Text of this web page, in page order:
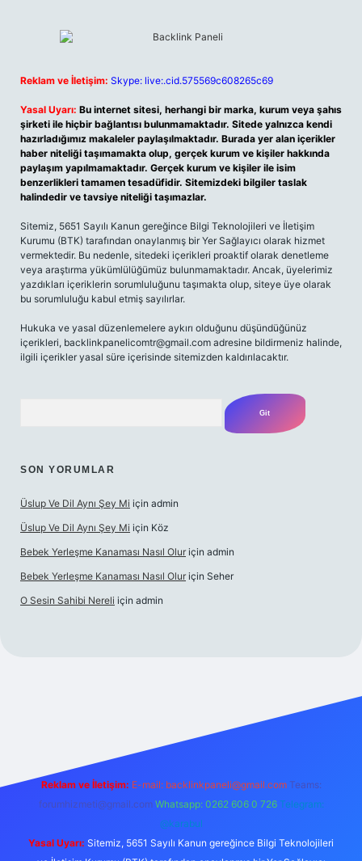
Reklam ve İletişim: Skype: live:.cid.575569c608265c69
Yasal Uyarı: Bu internet sitesi, herhangi bir marka, kurum veya şahıs
şirketi ile hiçbir bağlantısı bulunmamaktadır. Sitede yalnızca kendi
hazırladığımız makaleler paylaşılmaktadır. Burada yer alan içerikler
haber niteliği taşımamakta olup, gerçek kurum ve kişiler hakkında
paylaşım yapılmamaktadır. Gerçek kurum ve kişiler ile isim
benzerlikleri tamamen tesadüfidir. Sitemizdeki bilgiler taslak
halindedir ve tavsiye niteliği taşımazlar.
Sitemiz, 5651 Sayılı Kanun gereğince Bilgi Teknolojileri ve İletişim
Kurumu (BTK) tarafından onaylanmış bir Yer Sağlayıcı olarak hizmet
vermektedir. Bu nedenle, sitedeki içerikleri proaktif olarak denetleme
veya araştırma yükümlülüğümüz bulunmamaktadır. Ancak, üyelerimiz
yazdıkları içeriklerin sorumluluğunu taşımakta olup, siteye üye olarak
bu sorumluluğu kabul etmiş sayılırlar.
Hukuka ve yasal düzenlemelere aykırı olduğunu düşündüğünüz
içerikleri, backlinkpanelicomtr@gmail.com adresine bildirmeniz halinde,
ilgili içerikler yasal süre içerisinde sitemizden kaldırılacaktır.
SON YORUMLAR
Üslup Ve Dil Aynı Şey Mi için admin
Üslup Ve Dil Aynı Şey Mi için Köz
Bebek Yerleşme Kanaması Nasıl Olur için admin
Bebek Yerleşme Kanaması Nasıl Olur için Seher
O Sesin Sahibi Nereli için admin
Reklam ve İletişim: E-mail: backlinkpaneli@gmail.com Teams:
forumhizmeti@gmail.com Whatsapp: 0262 606 0 726 Telegram:
@karabul
Yasal Uyarı: Sitemiz, 5651 Sayılı Kanun gereğince Bilgi Teknolojileri